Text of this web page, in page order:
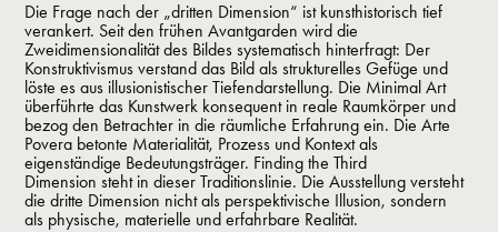
Die Frage nach der „dritten Dimension“ ist kunsthistorisch tief
verankert. Seit den frühen Avantgarden wird die
Zweidimensionalität des Bildes systematisch hinterfragt: Der
Konstruktivismus verstand das Bild als strukturelles Gefüge und
löste es aus illusionistischer Tiefendarstellung. Die Minimal Art
überführte das Kunstwerk konsequent in reale Raumkörper und
bezog den Betrachter in die räumliche Erfahrung ein. Die Arte
Povera betonte Materialität, Prozess und Kontext als
eigenständige Bedeutungsträger. Finding the Third
Dimension steht in dieser Traditionslinie. Die Ausstellung versteht
die dritte Dimension nicht als perspektivische Illusion, sondern
als physische, materielle und erfahrbare Realität.